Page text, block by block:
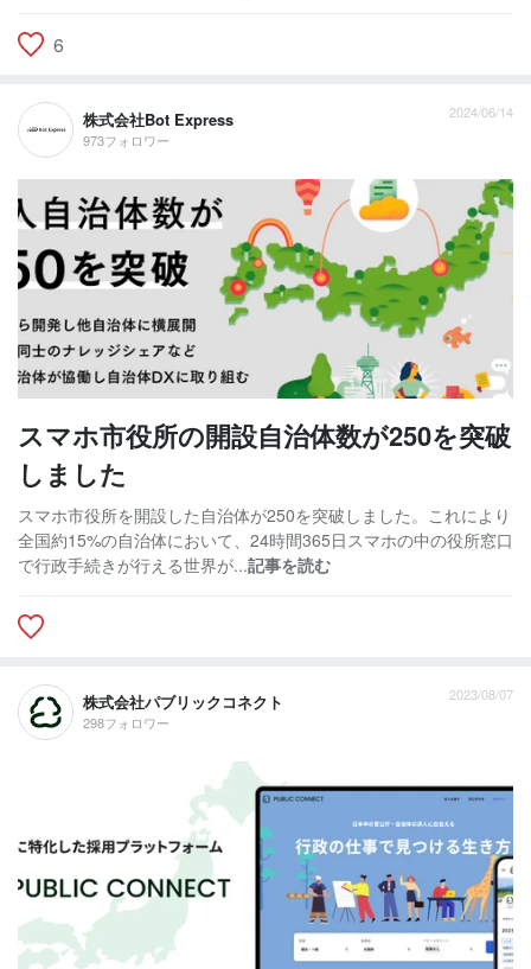
6
株式会社Bot Express
973フォロワー
2024/06/14
スマホ市役所の開設自治体数が250を突破
しました
スマホ市役所を開設した自治体が250を突破しました。これにより
全国約15%の自治体において、24時間365日スマホの中の役所窓口
で行政手続きが行える世界が...記事を読む
株式会社パブリックコネクト
298フォロワー
2023/08/07